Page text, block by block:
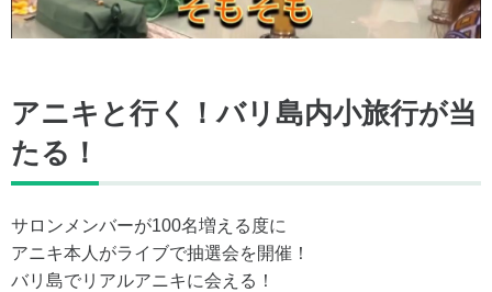
アニキと行く！バリ島内小旅行が当
たる！
サロンメンバーが100名増える度に
アニキ本人がライブで抽選会を開催！
バリ島でリアルアニキに会える！